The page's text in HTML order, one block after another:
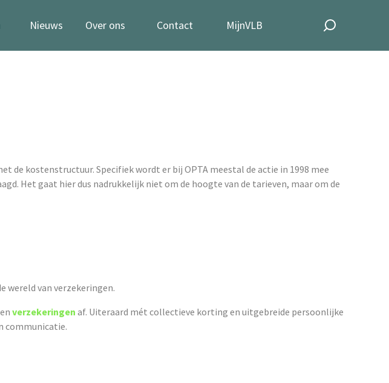
Nieuws Over ons Contact MijnVLB
kostenstructuur. Specifiek wordt er bij OPTA meestal de actie in 1998 mee
Het gaat hier dus nadrukkelijk niet om de hoogte van de tarieven, maar om de
wereld van verzekeringen.
en verzekeringen af. Uiteraard mét collectieve korting en uitgebreide persoonlijke
communicatie.